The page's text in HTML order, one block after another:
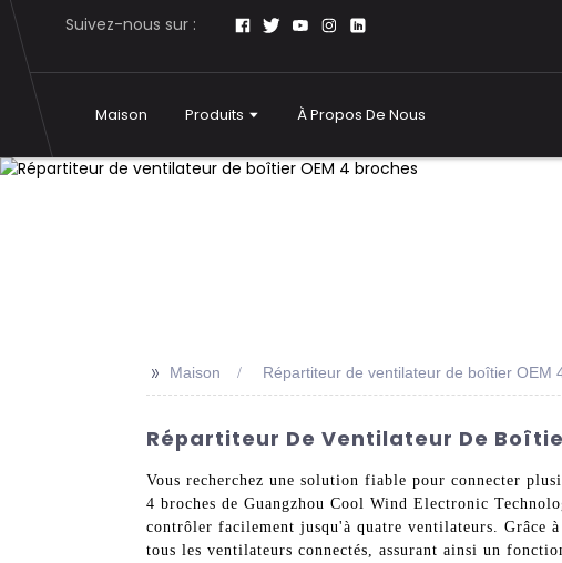
Suivez-nous sur :
Maison Produits À Propos De Nous
>> Maison Répartiteur de ventilateur de boîtier OEM
Répartiteur De Ventilateur De
Vous recherchez une solution fiable pour connecter
4 broches de Guangzhou Cool Wind Electronic
contrôler facilement jusqu'à quatre ventilateurs. Grâce
tous les ventilateurs connectés, assurant ainsi un